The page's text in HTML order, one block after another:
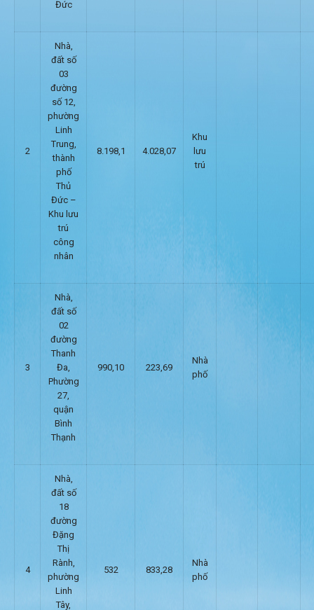
Đức
2
Nhà,
đất số
03
đường
số 12,
phường
Linh
Trung,
thành
phố
Thủ
Đức –
Khu lưu
trú
công
nhân
8.198,1 4.028,07
Khu
lưu
trú
3
Nhà,
đất số
02
đường
Thanh
Đa,
Phường
27,
quận
Bình
Thạnh
990,10 223,69
Nhà
phố
4
Nhà,
đất số
18
đường
Đặng
Thị
Rành,
phường
Linh
Tây,
532 833,28
Nhà
phố